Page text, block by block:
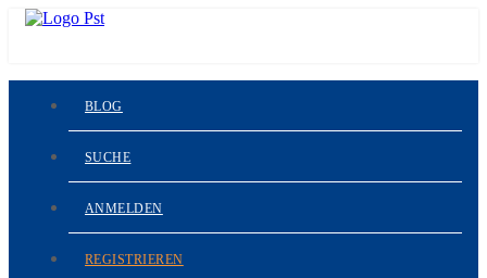
BLOG
SUCHE
ANMELDEN
REGISTRIEREN